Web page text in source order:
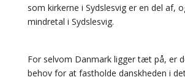
som kirkerne i Sydslesvig er en del af,
mindretal i Sydslesvig.
For selvom Danmark ligger tæt på, er
behov for at fastholde danskheden i